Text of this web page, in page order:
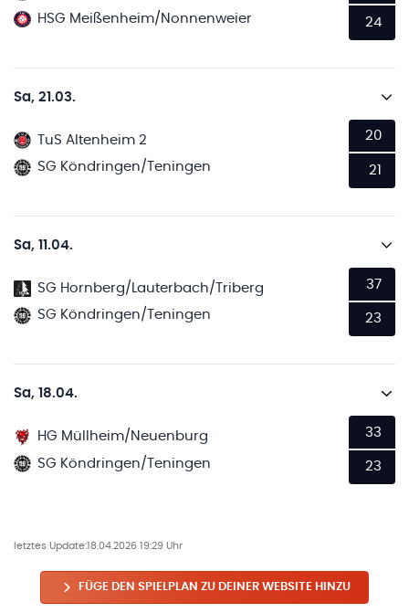
HSG Meißenheim/Nonnenweier
24
Sa, 21.03.
TuS Altenheim 2
SG Köndringen/Teningen
20
21
Sa, 11.04.
SG Hornberg/Lauterbach/Triberg
SG Köndringen/Teningen
37
23
Sa, 18.04.
HG Müllheim/Neuenburg
SG Köndringen/Teningen
33
23
letztes Update: 18.04.2026 19:29 Uhr
FÜGE DEN SPIELPLAN ZU DEINER WEBSITE HINZU